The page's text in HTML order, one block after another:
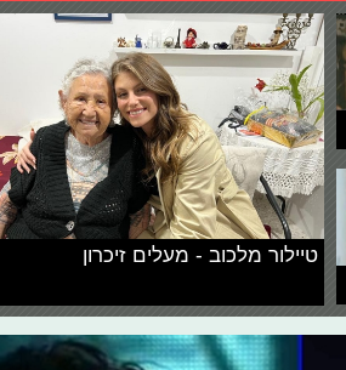
טיילור מלכוב - מעלים זיכרון